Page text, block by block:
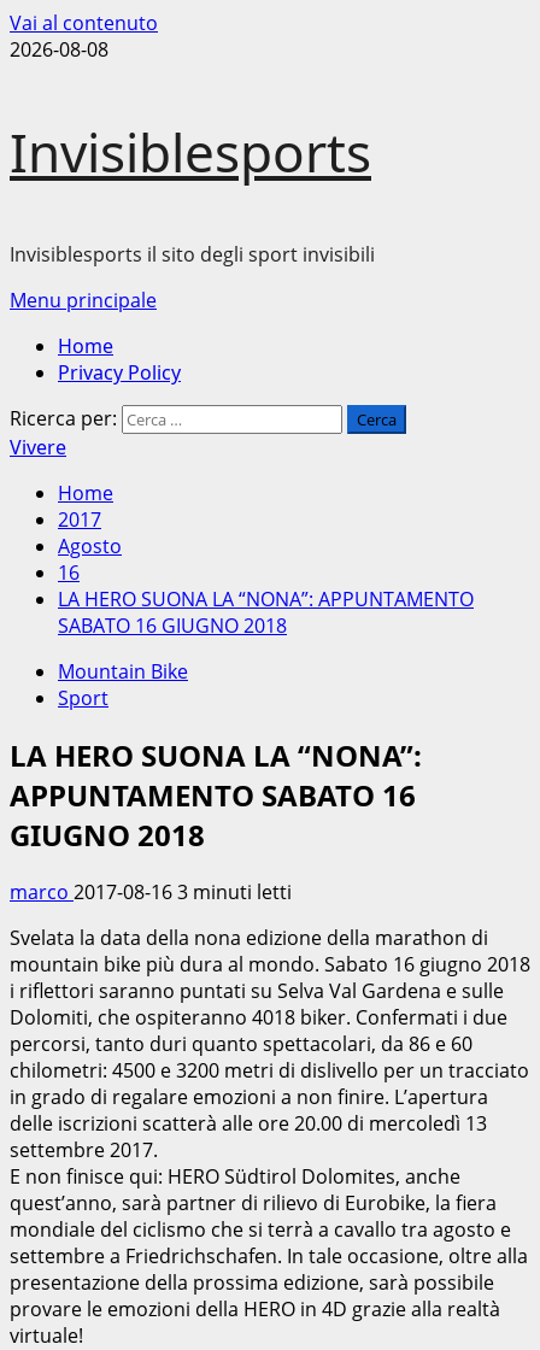
Vai al contenuto
2026-08-08
Invisiblesports
Invisiblesports il sito degli sport invisibili
Menu principale
Home
Privacy Policy
Ricerca per:
Vivere
Home
2017
Agosto
16
LA HERO SUONA LA “NONA”: APPUNTAMENTO
SABATO 16 GIUGNO 2018
Mountain Bike
Sport
LA HERO SUONA LA “NONA”:
APPUNTAMENTO SABATO 16
GIUGNO 2018
marco 2017-08-163 minuti letti
Svelata la data della nona edizione della marathon di
mountain bike più dura al mondo. Sabato 16 giugno 2018
i riflettori saranno puntati su Selva Val Gardena e sulle
Dolomiti, che ospiteranno 4018 biker. Confermati i due
percorsi, tanto duri quanto spettacolari, da 86 e 60
chilometri: 4500 e 3200 metri di dislivello per un tracciato
in grado di regalare emozioni a non finire. L’apertura
delle iscrizioni scatterà alle ore 20.00 di mercoledì 13
settembre 2017.
E non finisce qui: HERO Südtirol Dolomites, anche
quest’anno, sarà partner di rilievo di Eurobike, la fiera
mondiale del ciclismo che si terrà a cavallo tra agosto e
settembre a Friedrichschafen. In tale occasione, oltre alla
presentazione della prossima edizione, sarà possibile
provare le emozioni della HERO in 4D grazie alla realtà
virtuale!